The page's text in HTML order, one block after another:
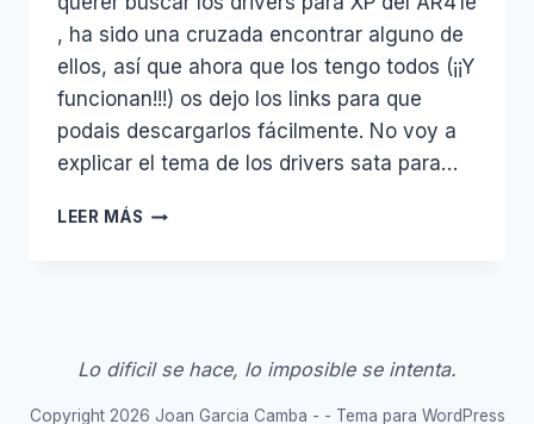
, ha sido una cruzada encontrar alguno de
ellos, así que ahora que los tengo todos (¡¡Y
funcionan!!!) os dejo los links para que
podais descargarlos fácilmente. No voy a
explicar el tema de los drivers sata para…
LEER MÁS DRIVERS
Lo dificil se hace, lo imposible se intenta.
Copyright 2026 Joan Garcia Camba - - Tema para WordPress